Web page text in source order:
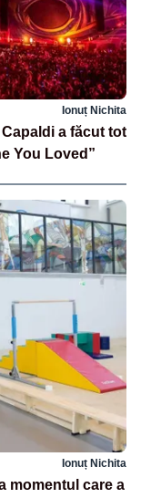
Ionuț Nichita
a făcut tot
You Loved”
Ionuț Nichita
momentul care a